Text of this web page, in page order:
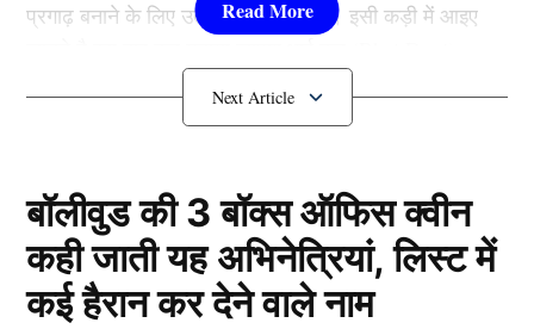
प्रगाढ़ बनाने के लिए उत्साहपूर्वक मनाते हैं। इसी कड़ी में आइए
भाई दूज की तिथि और शुभ मुहूर्त
बॉलीवुड की 3 बॉक्स ऑफिस क्वीन
कही जाती यह अभिनेत्रियां, लिस्ट में
कई हैरान कर देने वाले नाम